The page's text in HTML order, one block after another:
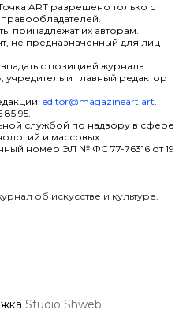
ART разрешено только с
принадлежат их авторам.
не предназначенный для лиц
с позицией журнала.
учредитель и главный редактор
editor@magazineart.art.
95.
службой по надзору в сфере
и массовых
номер ЭЛ № ФС 77-76316 от 19
об искусстве и культуре.
Studio Shweb